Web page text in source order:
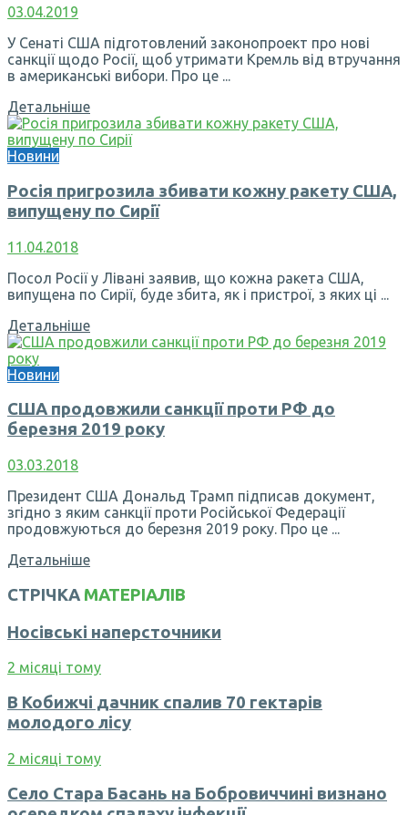
03.04.2019
У Сенаті США підготовлений законопроект про нові
санкції щодо Росії, щоб утримати Кремль від втручання
в американські вибори. Про це ...
Детальніше
Новини
Росія пригрозила збивати кожну ракету США,
випущену по Сирії
11.04.2018
Посол Росії у Лівані заявив, що кожна ракета США,
випущена по Сирії, буде збита, як і пристрої, з яких ці ...
Детальніше
Новини
США продовжили санкції проти РФ до
березня 2019 року
03.03.2018
Президент США Дональд Трамп підписав документ,
згідно з яким санкції проти Російської Федерації
продовжуються до березня 2019 року. Про це ...
Детальніше
СТРІЧКА МАТЕРІАЛІВ
Носівські наперсточники
2 місяці тому
В Кобижчі дачник спалив 70 гектарів
молодого лісу
2 місяці тому
Село Стара Басань на Бобровиччині визнано